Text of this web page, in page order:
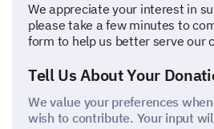
We appreciate your interest in
please take a few minutes to
form to help us better serve our
Tell Us About Your
We value your preferences
wish to contribute. Your input